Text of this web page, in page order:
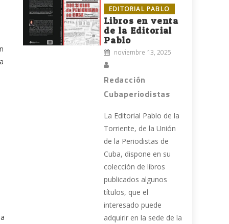
EDITORIAL PABLO
Libros en venta
de la Editorial
Pablo
noviembre 13, 2025
Redacción
Cubaperiodistas
La Editorial Pablo de la
Torriente, de la Unión
de la Periodistas de
Cuba, dispone en su
colección de libros
publicados algunos
títulos, que el
interesado puede
adquirir en la sede de la